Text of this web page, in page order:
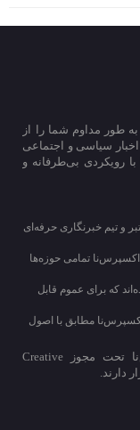
طور مداوم شما را از
اخبار سیاسی و اجتماعی
رویکردی بی‌طرفانه و
و تیم خبرنگاری حرفه‌ای
اکسپرس‌نا تمامی حوزه‌ها
که برای عموم قابل
مطابق با اصول
تمامی مطالب منتشر شده در اکسپرس‌نا تحت مجوز Creative